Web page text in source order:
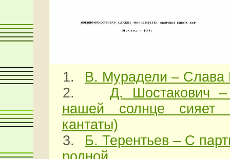
1.
В. Мурадели – Слава
2.
Д. Шостакович
нашей солнце сияет
кантаты)
3.
Б. Терентьев – С